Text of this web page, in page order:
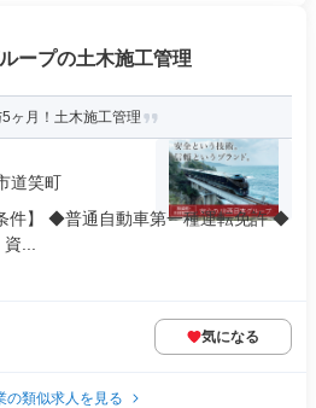
ープの土木施工管理
5ヶ月！土木施工管理
道笑町
件】 ◆普通自動車第一種運転免許 ◆
...
気になる
の類似求人を見る